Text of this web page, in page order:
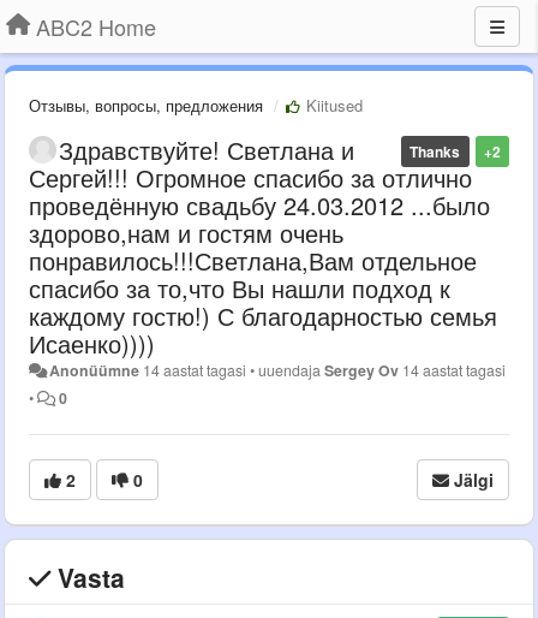
ABC2 Home
Отзывы, вопросы, предложения Kiitused
+2
Thanks
Здравствуйте! Светлана и
Сергей!!! Огромное спасибо за отлично
проведённую свадьбу 24.03.2012 ...было
здорово,нам и гостям очень
понравилось!!!Светлана,Вам отдельное
спасибо за то,что Вы нашли подход к
каждому гостю!) С благодарностью семья
Исаенко))))
Anonüümne 14 aastat tagasi •uuendajaSergey Ov 14 aastat tagasi
•
0
2 0 Jälgi
Vasta